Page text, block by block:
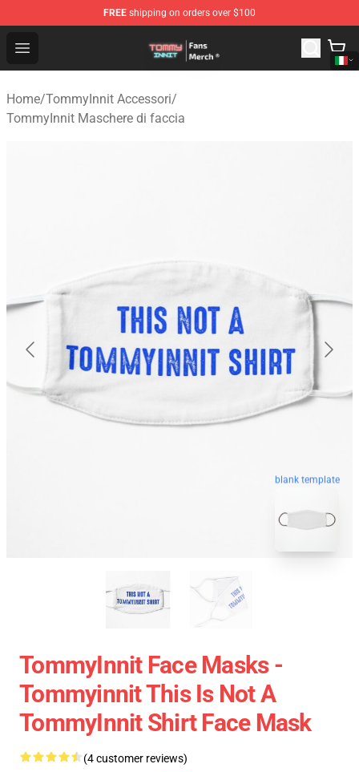
FREE shipping on orders over $100
Open menu
TommyInnit Store - Official TommyInnit Merchandise
Home/TommyInnit Accessori/
TommyInnit Maschere di faccia
blank template
TommyInnit Face Masks -
Tommyinnit This Is Not A
TommyInnit Shirt Face Mask
(4 customer reviews)